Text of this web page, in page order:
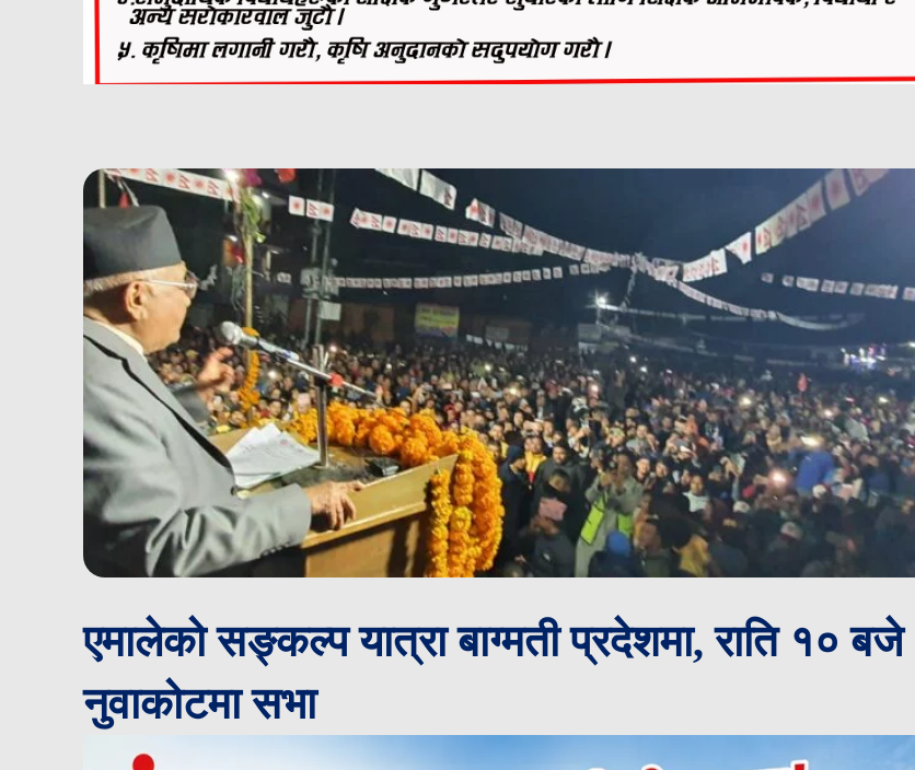
एमालेको सङ्कल्प यात्रा बाग्मती प्रदेशमा, राति १० बजे
नुवाकोटमा सभा